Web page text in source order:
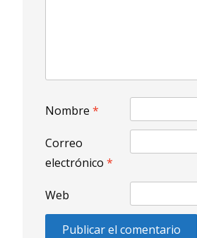
Nombre *
Correo
electrónico *
Web